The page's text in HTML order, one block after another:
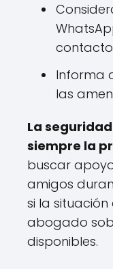
Informa
las
La
siempre la
buscar
amigos
si la
abogado
disponibles.